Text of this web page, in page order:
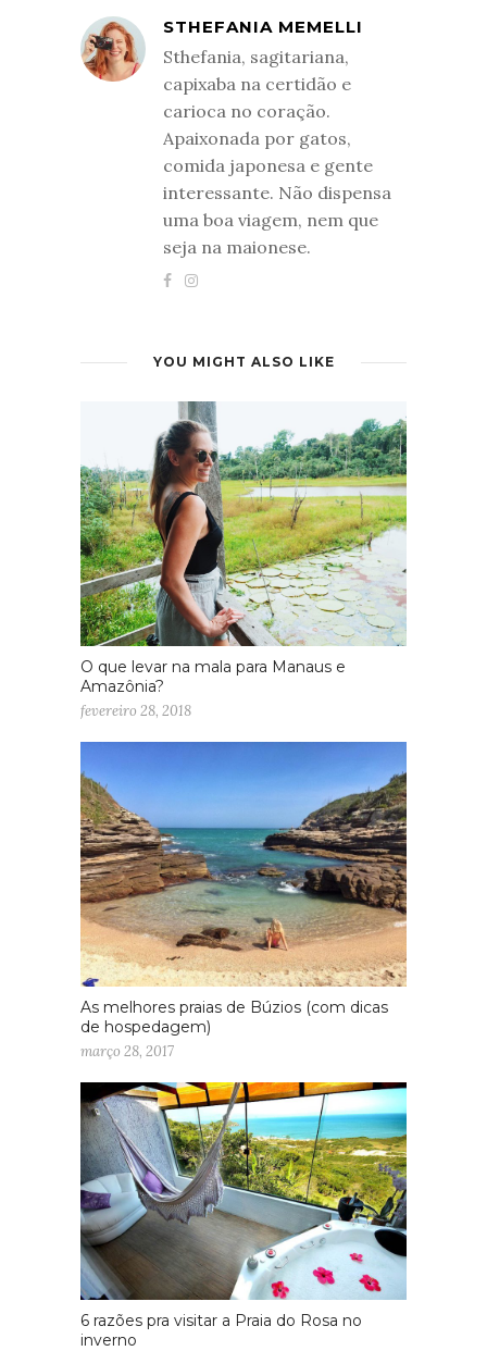
STHEFANIA MEMELLI
Sthefania, sagitariana,
capixaba na certidão e
carioca no coração.
Apaixonada por gatos,
comida japonesa e gente
interessante. Não dispensa
uma boa viagem, nem que
seja na maionese.
YOU MIGHT ALSO LIKE
O que levar na mala para Manaus e
Amazônia?
fevereiro 28, 2018
As melhores praias de Búzios (com dicas
de hospedagem)
março 28, 2017
6 razões pra visitar a Praia do Rosa no
inverno